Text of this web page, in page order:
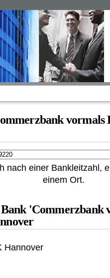
vormals
nach einer Bankleitzahl,
einem Ort.
'Commerzbank
Hannover